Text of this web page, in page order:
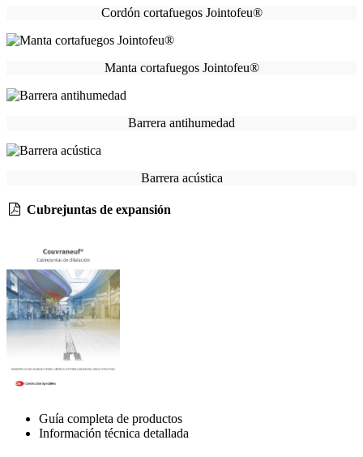
Cordón cortafuegos Jointofeu®
Manta cortafuegos Jointofeu®
Barrera antihumedad
Barrera acústica
Cubrejuntas de expansión
Guía completa de productos
Información técnica detallada